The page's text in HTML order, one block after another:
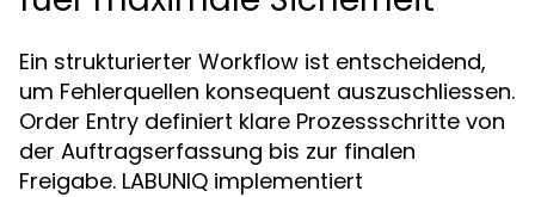
Ein strukturierter Workflow ist entscheidend,
um Fehlerquellen konsequent auszuschliessen.
Order Entry definiert klare Prozessschritte von
der Auftragserfassung bis zur finalen
Freigabe. LABUNIQ implementiert